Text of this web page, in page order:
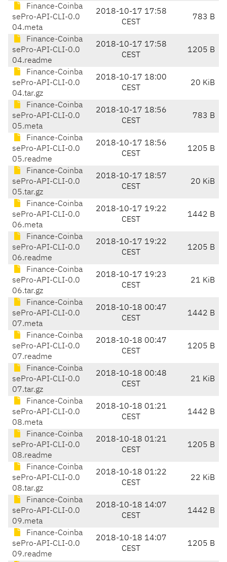
Finance-Coinba
sePro-API-CLI-0.0
04.meta
2018-10-17 17:58
CEST
783 B
Finance-Coinba
sePro-API-CLI-0.0
04.readme
2018-10-17 17:58
CEST
1205 B
Finance-Coinba
sePro-API-CLI-0.0
04.tar.gz
2018-10-17 18:00
CEST
20 KiB
Finance-Coinba
sePro-API-CLI-0.0
05.meta
2018-10-17 18:56
CEST
783 B
Finance-Coinba
sePro-API-CLI-0.0
05.readme
2018-10-17 18:56
CEST
1205 B
Finance-Coinba
sePro-API-CLI-0.0
05.tar.gz
2018-10-17 18:57
CEST
20 KiB
Finance-Coinba
sePro-API-CLI-0.0
06.meta
2018-10-17 19:22
CEST
1442 B
Finance-Coinba
sePro-API-CLI-0.0
06.readme
2018-10-17 19:22
CEST
1205 B
Finance-Coinba
sePro-API-CLI-0.0
06.tar.gz
2018-10-17 19:23
CEST
21 KiB
Finance-Coinba
sePro-API-CLI-0.0
07.meta
2018-10-18 00:47
CEST
1442 B
Finance-Coinba
sePro-API-CLI-0.0
07.readme
2018-10-18 00:47
CEST
1205 B
Finance-Coinba
sePro-API-CLI-0.0
07.tar.gz
2018-10-18 00:48
CEST
21 KiB
Finance-Coinba
sePro-API-CLI-0.0
08.meta
2018-10-18 01:21
CEST
1442 B
Finance-Coinba
sePro-API-CLI-0.0
08.readme
2018-10-18 01:21
CEST
1205 B
Finance-Coinba
sePro-API-CLI-0.0
08.tar.gz
2018-10-18 01:22
CEST
22 KiB
Finance-Coinba
sePro-API-CLI-0.0
09.meta
2018-10-18 14:07
CEST
1442 B
Finance-Coinba
sePro-API-CLI-0.0
09.readme
2018-10-18 14:07
CEST
1205 B